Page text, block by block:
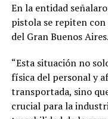
En la entidad
pistola se repiten
del Gran Buenos Aires.
“Esta situación no
física del personal y
transportada, sino
crucial para la